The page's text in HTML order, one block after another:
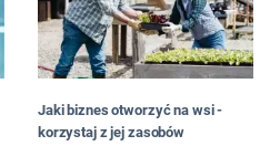
Jaki biznes otworzyć na wsi -
korzystaj z jej zasobów